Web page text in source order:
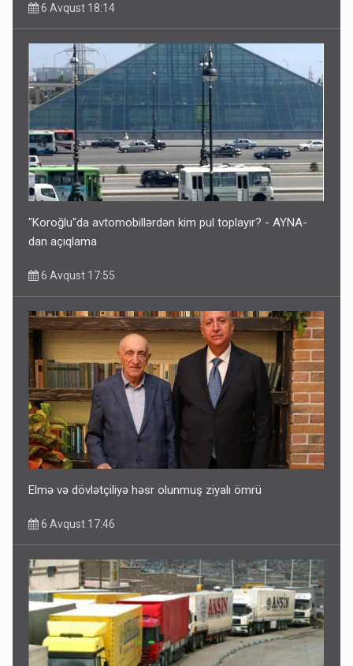
6 Avqust 18:14
"Koroğlu"da avtomobillərdən kim pul toplayır? - AYNA-
dan açıqlama
6 Avqust 17:55
Elmə və dövlətçiliyə həsr olunmuş ziyalı ömrü
6 Avqust 17:46